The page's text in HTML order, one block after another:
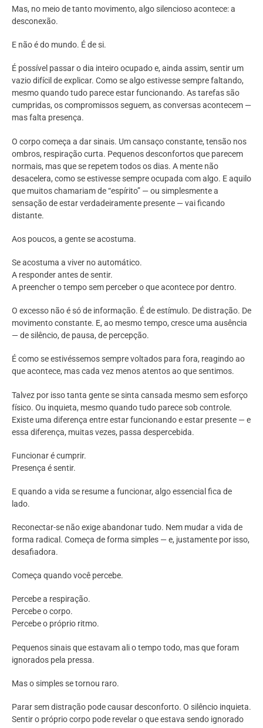
Mas, no meio de tanto movimento, algo silencioso acontece: a
desconexão.
E não é do mundo. É de si.
É possível passar o dia inteiro ocupado e, ainda assim, sentir um
vazio difícil de explicar. Como se algo estivesse sempre faltando,
mesmo quando tudo parece estar funcionando. As tarefas são
cumpridas, os compromissos seguem, as conversas acontecem —
mas falta presença.
O corpo começa a dar sinais. Um cansaço constante, tensão nos
ombros, respiração curta. Pequenos desconfortos que parecem
normais, mas que se repetem todos os dias. A mente não
desacelera, como se estivesse sempre ocupada com algo. E aquilo
que muitos chamariam de “espírito” — ou simplesmente a
sensação de estar verdadeiramente presente — vai ficando
distante.
Aos poucos, a gente se acostuma.
Se acostuma a viver no automático.
A responder antes de sentir.
A preencher o tempo sem perceber o que acontece por dentro.
O excesso não é só de informação. É de estímulo. De distração. De
movimento constante. E, ao mesmo tempo, cresce uma ausência
— de silêncio, de pausa, de percepção.
É como se estivéssemos sempre voltados para fora, reagindo ao
que acontece, mas cada vez menos atentos ao que sentimos.
Talvez por isso tanta gente se sinta cansada mesmo sem esforço
físico. Ou inquieta, mesmo quando tudo parece sob controle.
Existe uma diferença entre estar funcionando e estar presente — e
essa diferença, muitas vezes, passa despercebida.
Funcionar é cumprir.
Presença é sentir.
E quando a vida se resume a funcionar, algo essencial fica de
lado.
Reconectar-se não exige abandonar tudo. Nem mudar a vida de
forma radical. Começa de forma simples — e, justamente por isso,
desafiadora.
Começa quando você percebe.
Percebe a respiração.
Percebe o corpo.
Percebe o próprio ritmo.
Pequenos sinais que estavam ali o tempo todo, mas que foram
ignorados pela pressa.
Mas o simples se tornou raro.
Parar sem distração pode causar desconforto. O silêncio inquieta.
Sentir o próprio corpo pode revelar o que estava sendo ignorado